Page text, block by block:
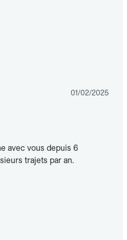
01/02/2025
avec vous depuis 6
trajets par an.